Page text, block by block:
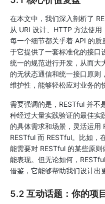
在本文中，我们深入剖析了
从 URI 设计、HTTP 方法使用
每一个细节都关乎着 API 的
于它提供了一套标准化的接口
统一的规范进行开发，从而大
的无状态通信和统一接口原则
维护性，能够轻松应对业务的
需要强调的是，RESTful 并不
种经过大量实践验证的最佳实
的具体需求和场景，灵活运用
RESTful 而 RESTful。比如，
能需要对 RESTful 的某些原
能表现。但无论如何，
借鉴，它能够帮助我们设计出
5.2 互动话题：你的项